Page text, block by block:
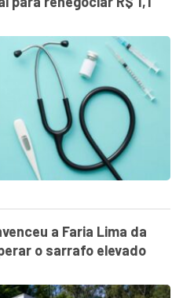
a Faria Lima da
o sarrafo elevado